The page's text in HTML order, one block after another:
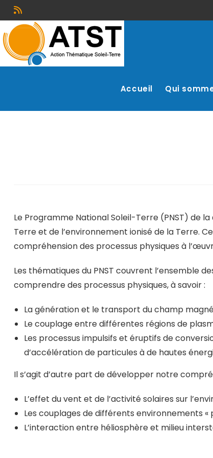
Accueil Qui
Le Programme National Soleil-Terre (PNST) de
Terre et de l’environnement ionisé de la Terre.
compréhension des processus physiques à
Les thématiques du PNST couvrent l’ensemble
comprendre des processus physiques, à savoir :
La génération et le transport du champ
Le couplage entre différentes régions de
Les processus impulsifs et éruptifs de
d’accélération de particules à de hautes
Il s’agit d’autre part de développer notre
L’effet du vent et de l’activité solaires sur
Les couplages de différents environnements
L’interaction entre héliosphère et milieu